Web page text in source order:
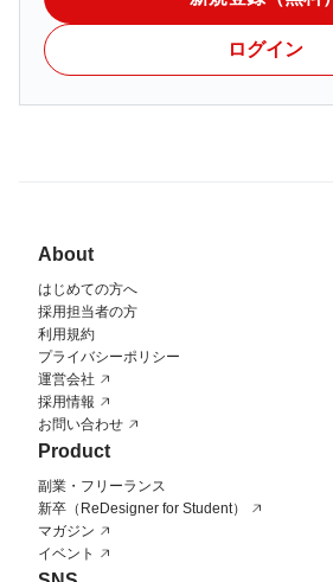
今後掲載予定です
SANUデジタルプロダクト概要
募集要項
年収
850万〜1100万円
・給与水準は経験に応じ相談
ログイン
About
はじめての方へ
採用担当者の方
利用規約
プライバシーポリシー
運営会社
採用情報
お問い合わせ
Product
副業・フリーランス
新卒（ReDesigner for Student）
マガジン
イベント